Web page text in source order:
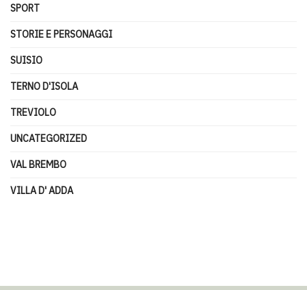
SPORT
STORIE E PERSONAGGI
SUISIO
TERNO D'ISOLA
TREVIOLO
UNCATEGORIZED
VAL BREMBO
VILLA D' ADDA